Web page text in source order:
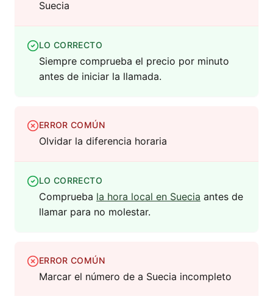
Suecia
LO CORRECTO
Siempre comprueba el precio por minuto
antes de iniciar la llamada.
ERROR COMÚN
Olvidar la diferencia horaria
LO CORRECTO
Comprueba la hora local en Suecia antes de
llamar para no molestar.
ERROR COMÚN
Marcar el número de a Suecia incompleto